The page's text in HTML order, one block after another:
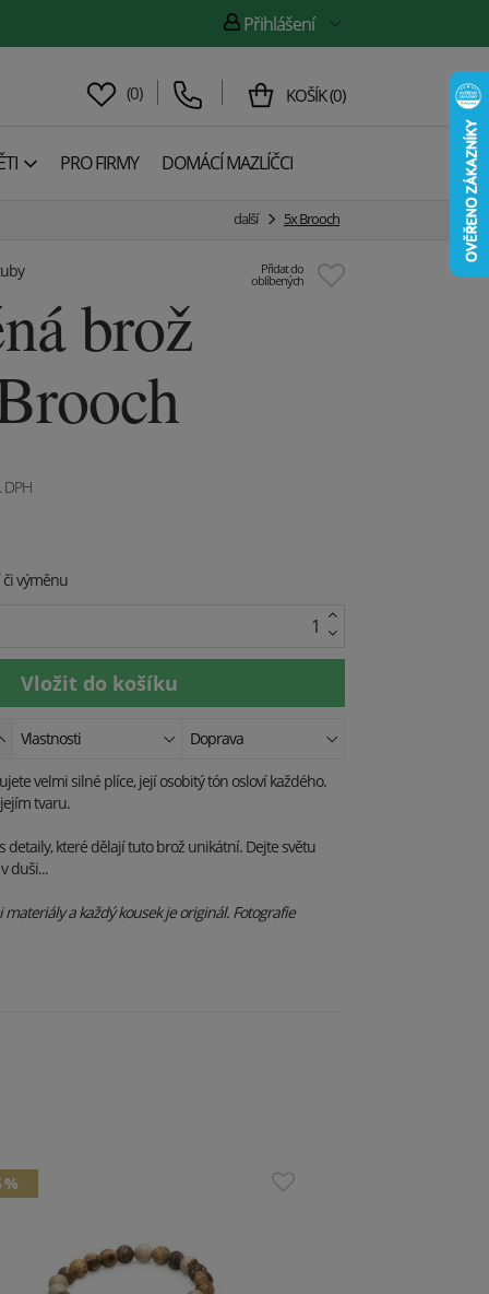
Přihlášení
(0) KOŠÍK(0)
PRO FIRMY DOMÁCÍ MAZLÍČCI
další 5x Brooch
Přidat do
oblíbených
brož
DPH
výměnu
Vlastnosti Doprava
velmi silné plíce, její osobitý tón osloví každého.
tvaru.
detaily, které dělají tuto brož unikátní. Dejte světu
duši...
a každý kousek je originál. Fotografie
%